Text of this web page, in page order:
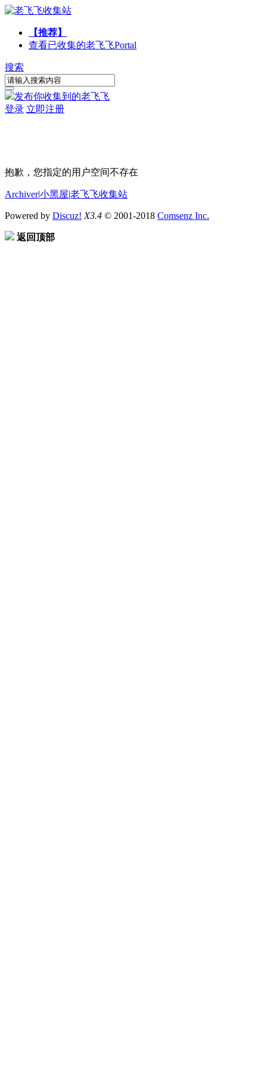
【推荐】
查看已收集的老飞飞Portal
搜索
发布你收集到的老飞飞
登录 立即注册
抱歉，您指定的用户空间不存在
Archiver|小黑屋|老飞飞收集站
Powered by Discuz! X3.4 © 2001-2018 Comsenz Inc.
返回顶部